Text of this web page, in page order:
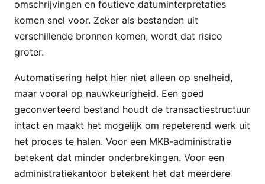
omschrijvingen en foutieve datuminterpretaties
komen snel voor. Zeker als bestanden uit
verschillende bronnen komen, wordt dat risico
groter.
Automatisering helpt hier niet alleen op snelheid,
maar vooral op nauwkeurigheid. Een goed
geconverteerd bestand houdt de transactiestructuur
intact en maakt het mogelijk om repeterend werk uit
het proces te halen. Voor een MKB-administratie
betekent dat minder onderbrekingen. Voor een
administratiekantoor betekent het dat meerdere